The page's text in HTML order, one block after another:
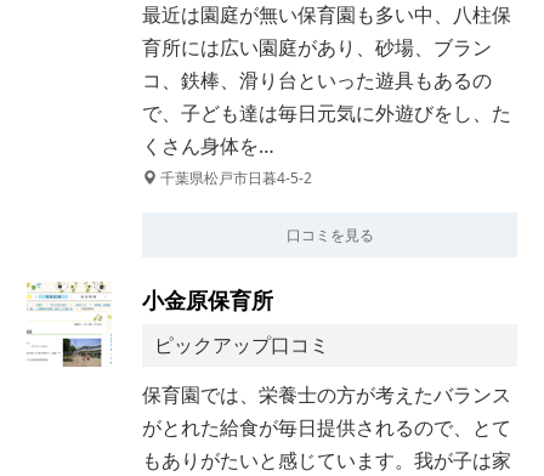
最近は園庭が無い保育園も多い中、八柱保
育所には広い園庭があり、砂場、ブラン
コ、鉄棒、滑り台といった遊具もあるの
で、子ども達は毎日元気に外遊びをし、た
くさん身体を…
千葉県松戸市日暮4-5-2
口コミを見る
小金原保育所
ピックアップ口コミ
保育園では、栄養士の方が考えたバランス
がとれた給食が毎日提供されるので、とて
もありがたいと感じています。我が子は家